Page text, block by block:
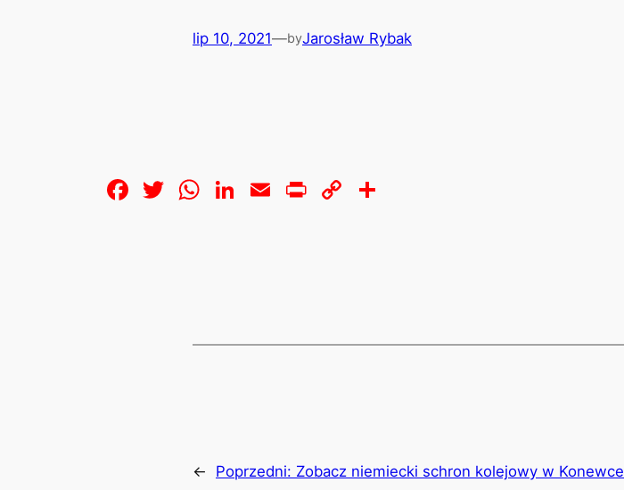
lip 10, 2021—byJarosław Rybak
Facebook
Twitter
WhatsApp
LinkedIn
EmailPrintCopy
← Poprzedni: Zobacz niemiecki schron kolejowy w Konewce